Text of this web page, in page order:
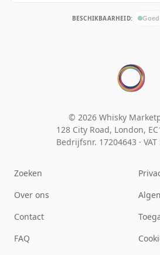
BESCHIKBAARHEID: Goed
© 2026 Whisky
128 City Road, London,
Bedrijfsnr. 17204643 ·
Zoeken
Over ons
Contact
FAQ